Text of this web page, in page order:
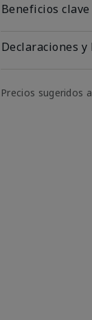
Beneficios clave
Declaraciones
Precios sugeridos